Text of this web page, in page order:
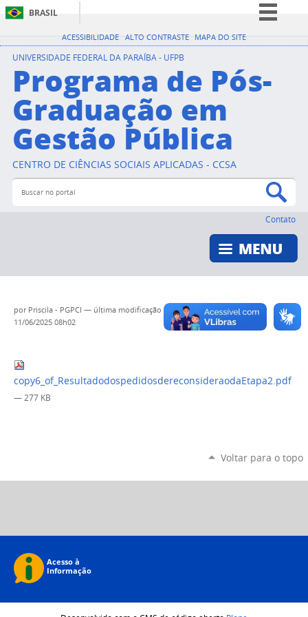
ACESSIBILIDADE ALTO CONTRASTE MAPA DO SITE
BRASIL
Simplifique!
Participe
Legislação
Canais
UNIVERSIDADE FEDERAL DA PARAÍBA - UFPB
Programa de Pós-
Graduação em
Gestão Pública
CENTRO DE CIÊNCIAS SOCIAIS APLICADAS - CCSA
Buscar no portal
Contato
por Priscila - PGPCI — última modificação
11/06/2025 08h02
copy6_of_ResultadodospedidosdereconsideraodaEtapa2.pdf
— 277 KB
Voltar para o topo